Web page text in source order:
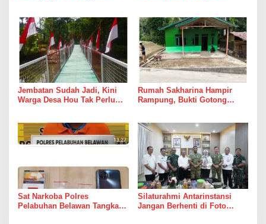
Jembatan Sudah Jadi, Kini
Warga Desa Hou Tak Perlu
Rumah Sakharina Hampir
Rampung, Bukti Gotong
Sat Narkoba Polres
Pelabuhan Belawan Tangkap
Silaturahmi Antarinstansi
Jangan Berhenti di Foto